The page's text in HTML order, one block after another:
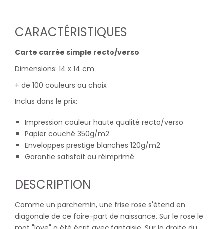
CARACTÉRISTIQUES
Carte carrée simple recto/verso
Dimensions: 14 x 14 cm
+ de 100 couleurs au choix
Inclus dans le prix:
Impression couleur haute qualité recto/verso
Papier couché 350g/m2
Enveloppes prestige blanches 120g/m2
Garantie satisfait ou réimprimé
DESCRIPTION
Comme un parchemin, une frise rose s'étend en
diagonale de ce faire-part de naissance. Sur le rose le